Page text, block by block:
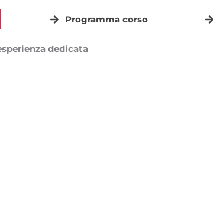
Programma corso
dedicata